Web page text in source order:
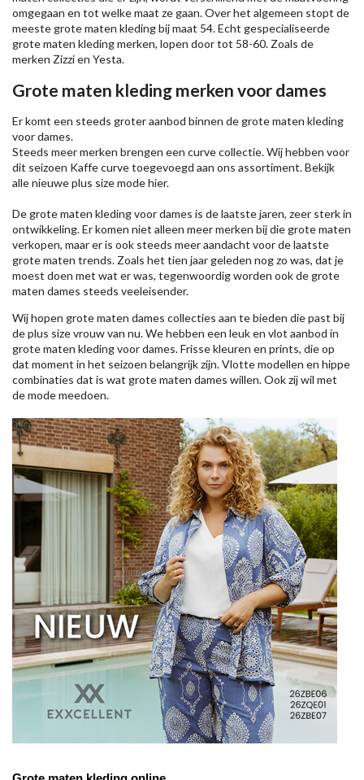
omgegaan en tot welke maat ze gaan. Over het algemeen stopt de
meeste grote maten kleding bij maat 54. Echt gespecialiseerde
grote maten kleding merken, lopen door tot 58-60. Zoals de
merken Zizzien Yesta.
Grote maten kleding merken voor dames
Er komt een steeds groter aanbod binnen de grote maten kleding
voor dames.
Steeds meer merken brengen een curve collectie. Wij hebben voor
dit seizoen Kaffecurve toegevoegd aan ons assortiment. Bekijk
alle nieuweplus size modehier.
De grote maten kleding voor dames is de laatste jaren, zeer sterk in
ontwikkeling. Er komen niet alleen meer merken bij die grote maten
verkopen, maar er is ook steeds meer aandacht voor de laatste
grote maten trends. Zoals het tien jaar geleden nog zo was, dat je
moest doen met wat er was, tegenwoordig worden ook de grote
maten dames steeds veeleisender.
Wij hopen grote maten dames collecties aan te bieden die past bij
de plus size vrouw van nu. We hebben een leuk en vlot aanbod in
grote maten kleding voor dames. Frisse kleuren en prints, die op
dat moment in het seizoen belangrijk zijn. Vlotte modellen en hippe
combinaties dat is wat grote maten dames willen. Ook zij wil met
de mode meedoen.